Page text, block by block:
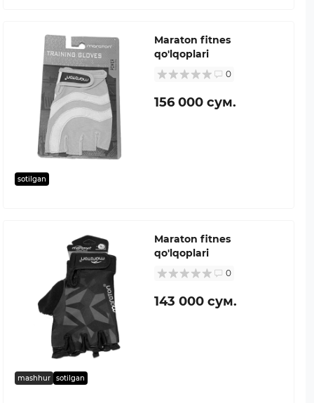
sotilgan
Maraton fitnes
qo'lqoplari
0
156 000 сум.
mashhur sotilgan
Maraton fitnes
qo'lqoplari
0
143 000 сум.